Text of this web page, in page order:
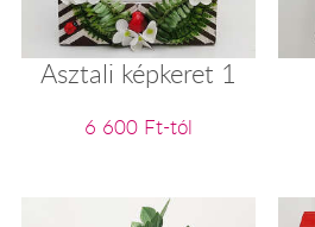
Asztali képkeret 1
6 600 Ft-tól